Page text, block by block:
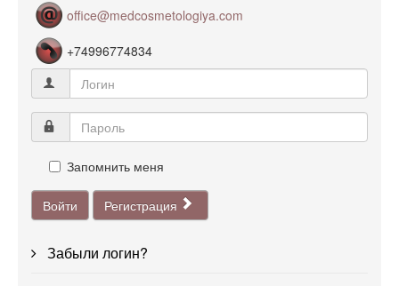
office@medcosmetologiya.com
+74996774834
Запомнить меня
Войти Регистрация
Забыли логин?